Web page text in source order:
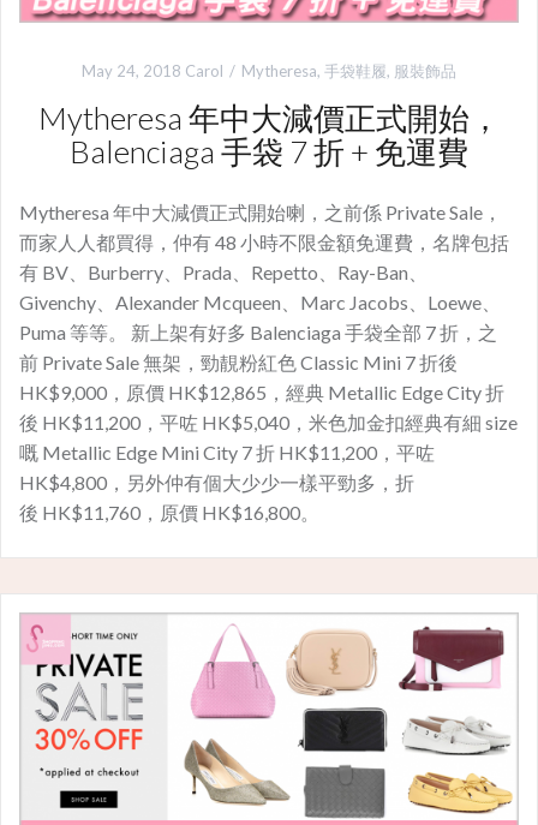
May 24, 2018 Carol Mytheresa, 手袋鞋履, 服裝飾品
Mytheresa 年中大減價正式開始，
Balenciaga 手袋 7 折 + 免運費
Mytheresa 年中大減價正式開始喇，之前係 Private Sale，
而家人人都買得，仲有 48 小時不限金額免運費，名牌包括
有 BV、Burberry、Prada、Repetto、Ray-Ban、
Givenchy、Alexander Mcqueen、Marc Jacobs、Loewe、
Puma 等等。 新上架有好多 Balenciaga 手袋全部 7 折，之
前 Private Sale 無架，勁靚粉紅色 Classic Mini 7 折後
HK$9,000，原價 HK$12,865，經典 Metallic Edge City 折
後 HK$11,200，平咗 HK$5,040，米色加金扣經典有細 size
嘅 Metallic Edge Mini City 7 折 HK$11,200，平咗
HK$4,800，另外仲有個大少少一樣平勁多，折
後 HK$11,760，原價 HK$16,800。